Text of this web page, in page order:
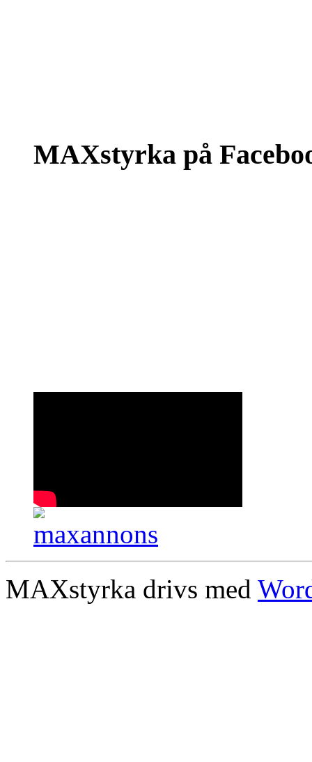
MAXstyrka på
MAXstyrka drivs med